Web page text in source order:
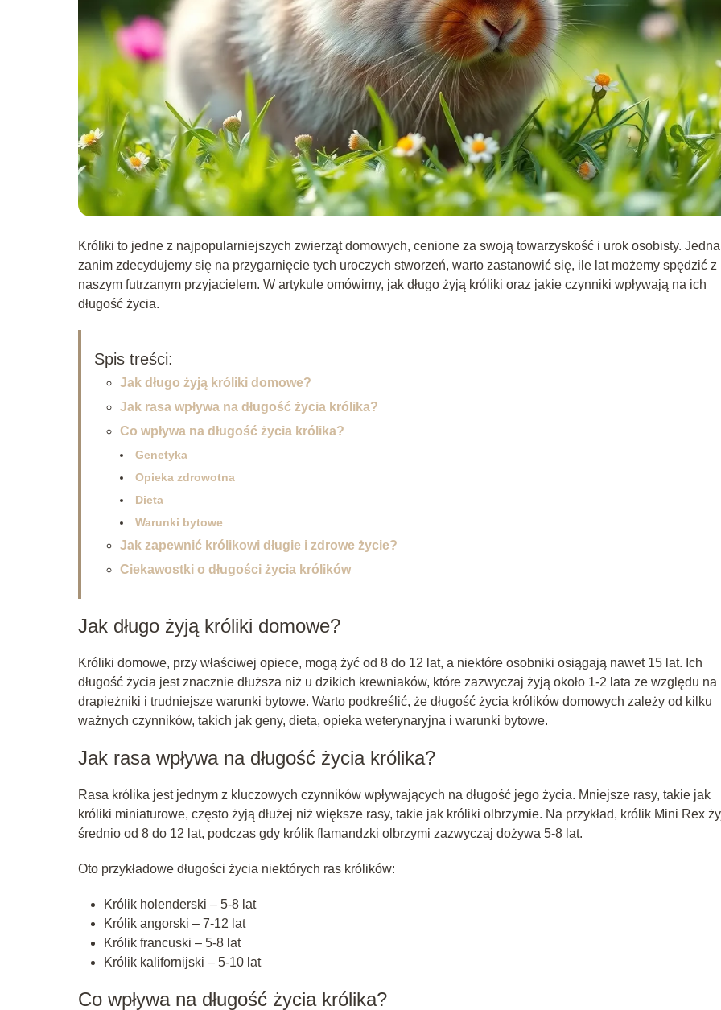
Króliki to jedne z najpopularniejszych zwierząt domowych, cenione za swoją towarzyskość i urok osobisty.
zanim zdecydujemy się na przygarnięcie tych uroczych stworzeń, warto zastanowić się, ile lat możemy spędzić z
naszym futrzanym przyjacielem. W artykule omówimy, jak długo żyją króliki oraz jakie czynniki wpływają na ich
długość życia.
Spis treści:
Jak długo żyją króliki domowe?
Jak rasa wpływa na długość życia królika?
Co wpływa na długość życia królika?
Genetyka
Opieka zdrowotna
Dieta
Warunki bytowe
Jak zapewnić królikowi długie i zdrowe życie?
Ciekawostki o długości życia królików
Jak długo żyją króliki domowe?
Króliki domowe, przy właściwej opiece, mogą żyć od 8 do 12 lat, a niektóre osobniki osiągają nawet 15 lat. Ich
długość życia jest znacznie dłuższa niż u dzikich krewniaków, które zazwyczaj żyją około 1-2 lata ze względu na
drapieżniki i trudniejsze warunki bytowe. Warto podkreślić, że długość życia królików domowych zależy od kilku
ważnych czynników, takich jak geny, dieta, opieka weterynaryjna i warunki bytowe.
Jak rasa wpływa na długość życia królika?
Rasa królika jest jednym z kluczowych czynników wpływających na długość jego życia. Mniejsze rasy, takie jak
króliki miniaturowe, często żyją dłużej niż większe rasy, takie jak króliki olbrzymie. Na przykład, królik Mini Rex
średnio od 8 do 12 lat, podczas gdy królik flamandzki olbrzymi zazwyczaj dożywa 5-8 lat.
Oto przykładowe długości życia niektórych ras królików:
Królik holenderski – 5-8 lat
Królik angorski – 7-12 lat
Królik francuski – 5-8 lat
Królik kalifornijski – 5-10 lat
Co wpływa na długość życia królika?